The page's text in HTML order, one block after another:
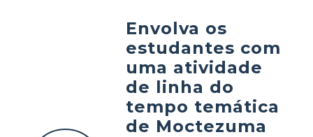
Envolva os
estudantes com
uma atividade
de linha do
tempo temática
de Moctezuma